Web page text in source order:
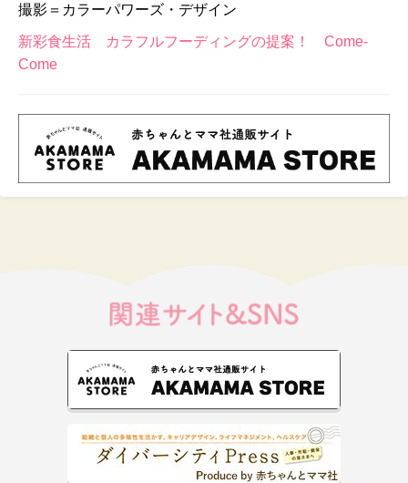
撮影＝カラーパワーズ・デザイン
新彩食生活 カラフルフーディングの提案！ Come-
Come